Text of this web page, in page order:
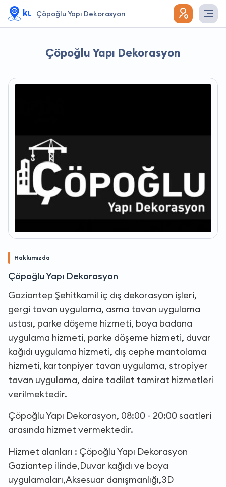
Çöpoğlu Yapı Dekorasyon
Çöpoğlu Yapı Dekorasyon
Hakkımızda
Çöpoğlu Yapı Dekorasyon
Gaziantep Şehitkamil iç dış dekorasyon işleri,
gergi tavan uygulama, asma tavan uygulama
ustası, parke döşeme hizmeti, boya badana
uygulama hizmeti, parke döşeme hizmeti, duvar
kağıdı uygulama hizmeti, dış cephe mantolama
hizmeti, kartonpiyer tavan uygulama, stropiyer
tavan uygulama, daire tadilat tamirat hizmetleri
verilmektedir.
Çöpoğlu Yapı Dekorasyon, 08:00 - 20:00 saatleri
arasında hizmet vermektedir.
Hizmet alanları : Çöpoğlu Yapı Dekorasyon
Gaziantep ilinde,Duvar kağıdı ve boya
uygulamaları,Aksesuar danışmanlığı,3D